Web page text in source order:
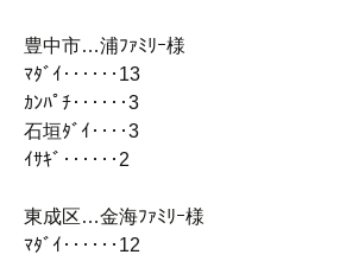
豊中市…浦ﾌｧﾐﾘｰ様
ﾏﾀﾞｲ‥‥‥13
ｶﾝﾊﾟﾁ‥‥‥3
石垣ﾀﾞｲ‥‥3
ｲｻｷﾞ‥‥‥2
東成区…金海ﾌｧﾐﾘｰ様
ﾏﾀﾞｲ‥‥‥12